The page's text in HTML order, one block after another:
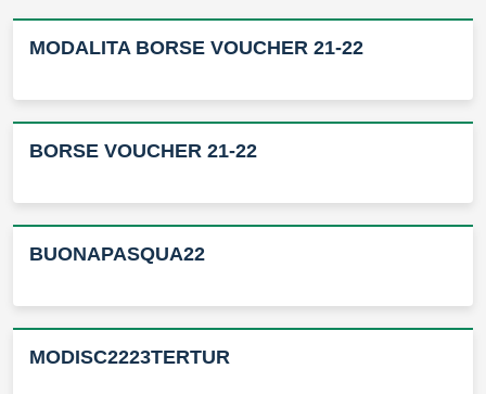
MODALITA BORSE VOUCHER 21-22
BORSE VOUCHER 21-22
BUONAPASQUA22
MODISC2223TERTUR